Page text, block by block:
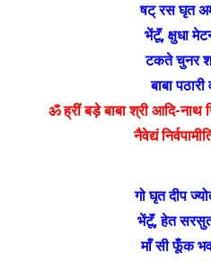
षट् रस घृत
भेंटूॅं, क्षुधा
टकते चुनर
बाबा
ॐ ह्रीं बड़े बाबा श्री आदि-नाथ
नैवेद्यं
गो घृत दीप
भेंटूॅं,हेत
माँ सी फूँक